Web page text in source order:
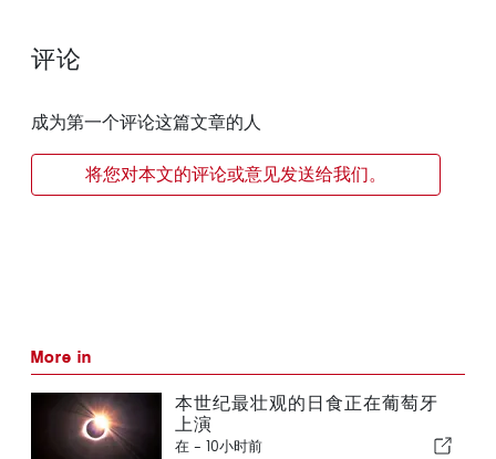
评论
成为第一个评论这篇文章的人
将您对本文的评论或意见发送给我们。
More in
本世纪最壮观的日食正在葡萄牙
上演
在 - 10小时前